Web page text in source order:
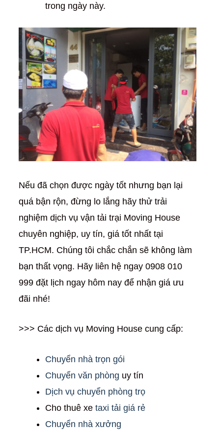
trong ngày này.
Nếu đã chọn được ngày tốt nhưng bạn lại
quá bận rộn, đừng lo lắng hãy thử trải
nghiệm dịch vụ vận tải trại Moving House
chuyên nghiệp, uy tín, giá tốt nhất tại
TP.HCM. Chúng tôi chắc chắn sẽ không làm
bạn thất vọng. Hãy liên hệ ngay 0908 010
999 đặt lịch ngay hôm nay để nhận giá ưu
đãi nhé!
>>> Các dịch vụ Moving House cung cấp:
Chuyển nhà trọn gói
Chuyển văn phòng uy tín
Dịch vụ chuyển phòng trọ
Cho thuê xe taxi tải giá rẻ
Chuyển nhà xưởng